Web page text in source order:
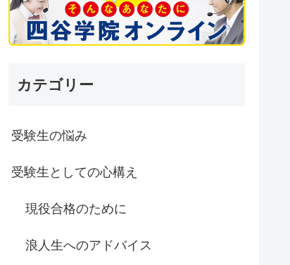
カテゴリー
受験生の悩み
受験生としての心構え
現役合格のために
浪人生へのアドバイス